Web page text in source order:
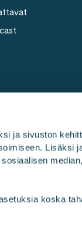
ja sivuston
Lisäksi
koska